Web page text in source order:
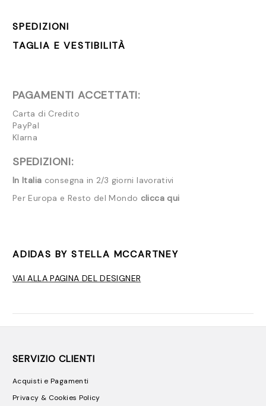
SPEDIZIONI
TAGLIA E VESTIBILITÀ
PAGAMENTI ACCETTATI:
Carta di Credito
PayPal
Klarna
SPEDIZIONI:
In Italia consegna in 2/3 giorni lavorativi
Per Europa e Resto del Mondo clicca qui
ADIDAS BY STELLA MCCARTNEY
VAI ALLA PAGINA DEL DESIGNER
SERVIZIO CLIENTI
Acquisti e Pagamenti
Privacy & Cookies Policy